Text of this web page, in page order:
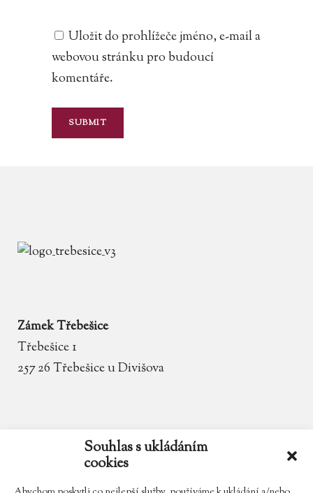
Souhlas s ukládáním
cookies
Uložit do prohlížeče jméno, e-mail a
webovou stránku pro budoucí
komentáře.
Zámek Třebešice
Třebešice 1
257 26 Třebešice u Divišova
zamek.trebesice@volny.cz
602 354 467